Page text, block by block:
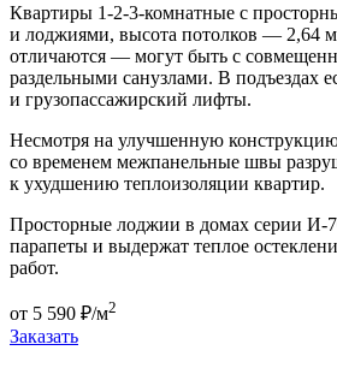
Квартиры 1-2-3-комнатные с
и лоджиями, высота потолков — 2,64
отличаются — могут быть с
раздельными санузлами. В подъездах
и грузопассажирский лифты.
Несмотря на улучшенную
со временем межпанельные швы
к ухудшению теплоизоляции квартир.
Просторные лоджии в домах серии И-
парапеты и выдержат теплое
работ.
от 5 590 ₽/м2
Заказать